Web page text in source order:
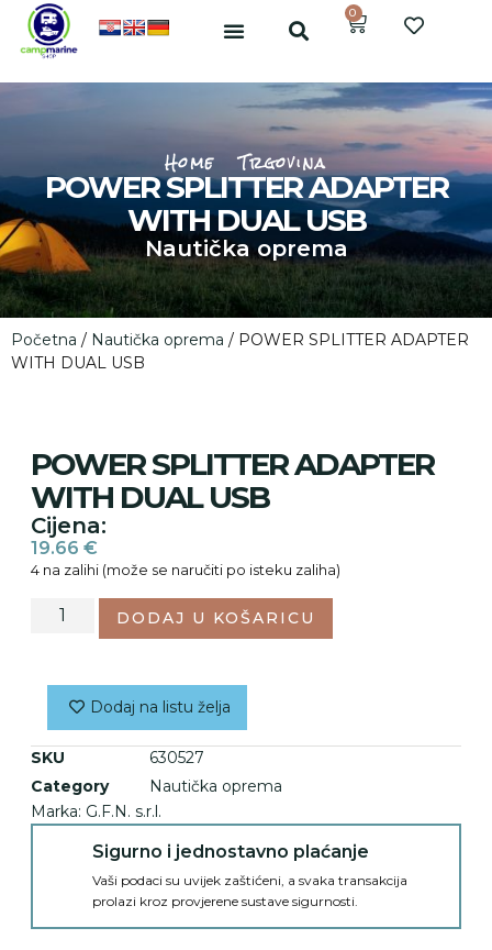
0
Home Trgovina
POWER SPLITTER ADAPTER
WITH DUAL USB
Nautička oprema
Početna / Nautička oprema / POWER SPLITTER ADAPTER
WITH DUAL USB
POWER SPLITTER ADAPTER
WITH DUAL USB
Cijena:
19.66 €
4 na zalihi (može se naručiti po isteku zaliha)
DODAJ U KOŠARICU
Dodaj na listu želja
SKU
630527
Category
Nautička oprema
Marka: G.F.N. s.r.l.
Sigurno i jednostavno plaćanje
Vaši podaci su uvijek zaštićeni, a svaka transakcija
prolazi kroz provjerene sustave sigurnosti.